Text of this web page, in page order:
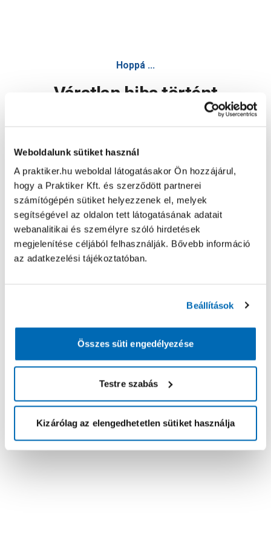
Weboldalunk sütiket használ
A praktiker.hu weboldal látogatásakor Ön hozzájárul,
hogy a Praktiker Kft. és szerződött partnerei
számítógépén sütiket helyezzenek el, melyek
segítségével az oldalon tett látogatásának adatait
webanalitikai és személyre szóló hirdetések
megjelenítése céljából felhasználják. Bővebb információ
az adatkezelési tájékoztatóban.
Beállítások
Összes süti engedélyezése
Testre szabás
Kizárólag az elengedhetetlen sütiket használja
Hoppá ...
Váratlan hiba történt
Oldal újratöltése